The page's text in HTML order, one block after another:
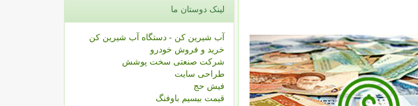
لینک دوستان ما
آب شیرین کن - دستگاه آب شیرین کن
خرید و فروش خودرو
شرکت صنعتی سخت پوشش
طراحی سایت
فیش حج
قیمت بیسیم باوفنگ